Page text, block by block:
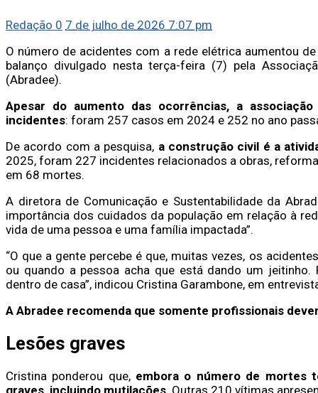
Redação 0 7 de julho de 2026 7:07 pm
O número de acidentes com a rede elétrica aumentou
balanço divulgado nesta terça-feira (7) pela
(Abradee).
Apesar do aumento das ocorrências, a
incidentes: foram 257 casos em 2024 e 252 no ano
De acordo com a pesquisa, a construção civil é a
2025, foram 227 incidentes relacionados a obras,
em 68 mortes.
A diretora de Comunicação e Sustentabilidade da
importância dos cuidados da população em relação à
vida de uma pessoa e uma família impactada”.
“O que a gente percebe é que, muitas vezes, os
ou quando a pessoa acha que está dando um
dentro de casa”, indicou Cristina Garambone, em
A Abradee recomenda que somente profissionais
Lesões graves
Cristina ponderou que, embora o número de mortes